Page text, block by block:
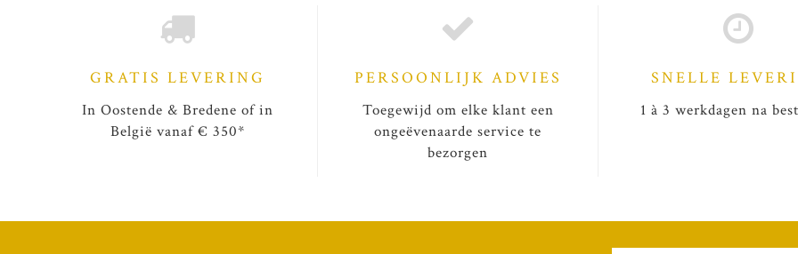
GRATIS LEVERING
In Oostende & Bredene of in
België vanaf € 350*
PERSOONLIJK ADVIES
Toegewijd om elke klant een
ongeëvenaarde service te
bezorgen
SNELLE
1 à 3 werkdagen na